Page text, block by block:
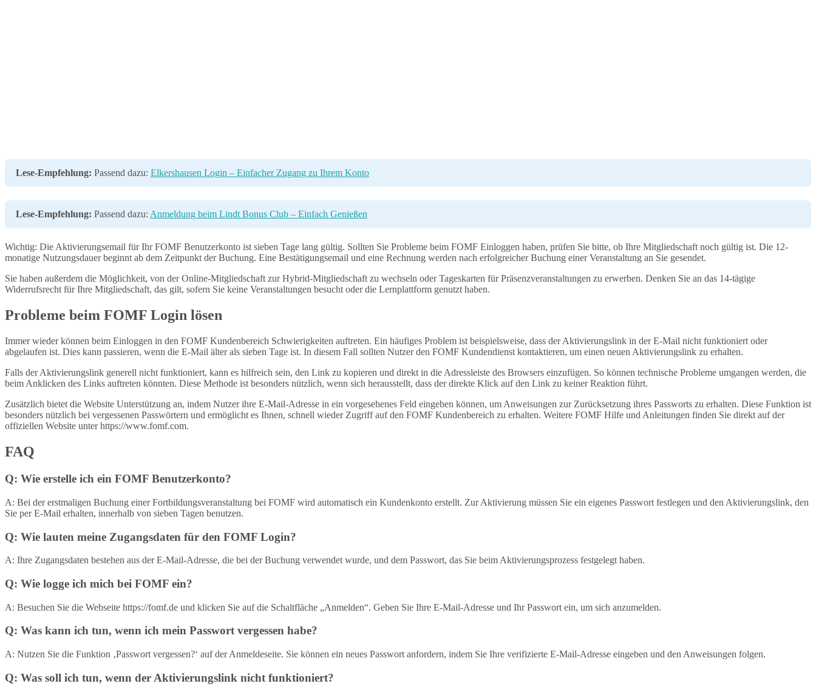
Lese-Empfehlung: Passend dazu: Elkershausen Login – Einfacher Zugang zu Ihrem Konto
Lese-Empfehlung: Passend dazu: Anmeldung beim Lindt Bonus Club – Einfach Genießen
Wichtig: Die Aktivierungsemail für Ihr FOMF Benutzerkonto ist sieben Tage lang gültig. Sollten Sie Probleme beim FOMF Einloggen haben, prüfen Sie bitte, ob Ihre Mitgliedschaft noch gültig ist. Die 12-
monatige Nutzungsdauer beginnt ab dem Zeitpunkt der Buchung. Eine Bestätigungsemail und eine Rechnung werden nach erfolgreicher Buchung einer Veranstaltung an Sie gesendet.
Sie haben außerdem die Möglichkeit, von der Online-Mitgliedschaft zur Hybrid-Mitgliedschaft zu wechseln oder Tageskarten für Präsenzveranstaltungen zu erwerben. Denken Sie an das 14-tägige
Widerrufsrecht für Ihre Mitgliedschaft, das gilt, sofern Sie keine Veranstaltungen besucht oder die Lernplattform genutzt haben.
Probleme beim FOMF Login lösen
Immer wieder können beim Einloggen in den FOMF Kundenbereich Schwierigkeiten auftreten. Ein häufiges Problem ist beispielsweise, dass der Aktivierungslink in der E-Mail nicht funktioniert oder
abgelaufen ist. Dies kann passieren, wenn die E-Mail älter als sieben Tage ist. In diesem Fall sollten Nutzer den FOMF Kundendienst kontaktieren, um einen neuen Aktivierungslink zu erhalten.
Falls der Aktivierungslink generell nicht funktioniert, kann es hilfreich sein, den Link zu kopieren und direkt in die Adressleiste des Browsers einzufügen. So können technische Probleme umgangen werden, die
beim Anklicken des Links auftreten könnten. Diese Methode ist besonders nützlich, wenn sich herausstellt, dass der direkte Klick auf den Link zu keiner Reaktion führt.
Zusätzlich bietet die Website Unterstützung an, indem Nutzer ihre E-Mail-Adresse in ein vorgesehenes Feld eingeben können, um Anweisungen zur Zurücksetzung ihres Passworts zu erhalten. Diese Funktion ist
besonders nützlich bei vergessenen Passwörtern und ermöglicht es Ihnen, schnell wieder Zugriff auf den FOMF Kundenbereich zu erhalten. Weitere FOMF Hilfe und Anleitungen finden Sie direkt auf der
offiziellen Website unter https://www.fomf.com.
FAQ
Q: Wie erstelle ich ein FOMF Benutzerkonto?
A: Bei der erstmaligen Buchung einer Fortbildungsveranstaltung bei FOMF wird automatisch ein Kundenkonto erstellt. Zur Aktivierung müssen Sie ein eigenes Passwort festlegen und den Aktivierungslink, den
Sie per E-Mail erhalten, innerhalb von sieben Tagen benutzen.
Q: Wie lauten meine Zugangsdaten für den FOMF Login?
A: Ihre Zugangsdaten bestehen aus der E-Mail-Adresse, die bei der Buchung verwendet wurde, und dem Passwort, das Sie beim Aktivierungsprozess festgelegt haben.
Q: Wie logge ich mich bei FOMF ein?
A: Besuchen Sie die Webseite https://fomf.de und klicken Sie auf die Schaltfläche „Anmelden“. Geben Sie Ihre E-Mail-Adresse und Ihr Passwort ein, um sich anzumelden.
Q: Was kann ich tun, wenn ich mein Passwort vergessen habe?
A: Nutzen Sie die Funktion ‚Passwort vergessen?‘ auf der Anmeldeseite. Sie können ein neues Passwort anfordern, indem Sie Ihre verifizierte E-Mail-Adresse eingeben und den Anweisungen folgen.
Q: Was soll ich tun, wenn der Aktivierungslink nicht funktioniert?